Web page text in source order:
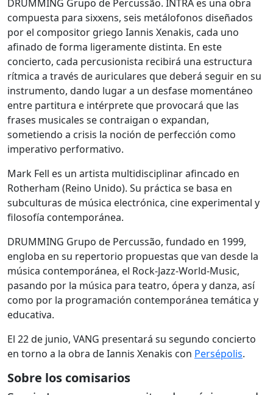
DRUMMING Grupo de Percussão. INTRA es una obra
compuesta para sixxens, seis metálofonos diseñados
por el compositor griego Iannis Xenakis, cada uno
afinado de forma ligeramente distinta. En este
concierto, cada percusionista recibirá una estructura
rítmica a través de auriculares que deberá seguir en su
instrumento, dando lugar a un desfase momentáneo
entre partitura e intérprete que provocará que las
frases musicales se contraigan o expandan,
sometiendo a crisis la noción de perfección como
imperativo performativo.
Mark Fell es un artista multidisciplinar afincado en
Rotherham (Reino Unido). Su práctica se basa en
subculturas de música electrónica, cine experimental y
filosofía contemporánea.
DRUMMING Grupo de Percussão, fundado en 1999,
engloba en su repertorio propuestas que van desde la
música contemporánea, el Rock-Jazz-World-Music,
pasando por la música para teatro, ópera y danza, así
como por la programación contemporánea temática y
educativa.
El 22 de junio, VANG presentará su segundo concierto
en torno a la obra de Iannis Xenakis con Persépolis.
Sobre los comisarios